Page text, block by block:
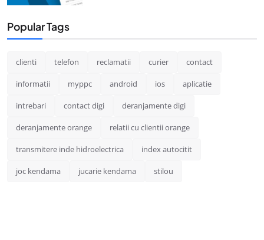
Popular Tags
clienti telefon reclamatii curier contact
informatii myppc android ios aplicatie
intrebari contact digi deranjamente digi
deranjamente orange relatii cu clientii orange
transmitere inde hidroelectrica index autocitit
joc kendama jucarie kendama stilou